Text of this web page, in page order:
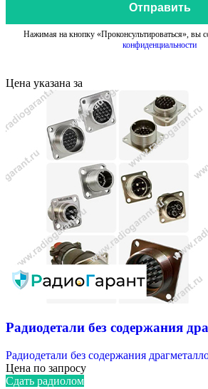
Отправить
Нажимая на кнопку «Проконсультироваться», вы
конфиденциальности
Цена указана за
Радиодетали без содержания
Радиодетали без содержания
Цена по запросу
Сдать радиолом